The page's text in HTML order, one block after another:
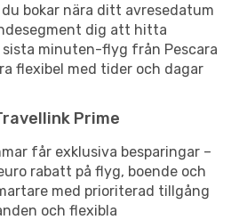
du bokar nära ditt avresedatum
dig att hitta
minuten-flyg från Pescara
flexibel med tider och dagar
Prime
får exklusiva besparingar –
rabatt på flyg, boende och
med prioriterad tillgång
och flexibla